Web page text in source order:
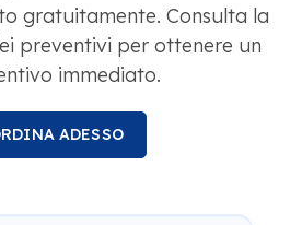
gratuitamente. Consulta la
preventivi per ottenere un
immediato.
ADESSO